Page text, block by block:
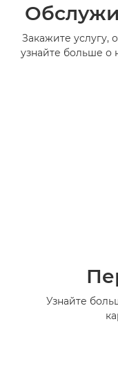
Закажите услугу,
узнайте больше о
Узнайте